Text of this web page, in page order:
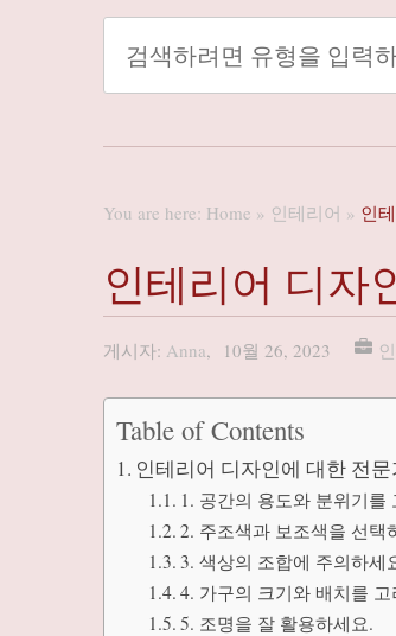
You are here: Home » 인테리어 » 인
인테리어 디자
게시자: Anna, 10월 26, 2023
Table of Contents
인테리어 디자인에 대한 전
1. 공간의 용도와 분위기를
2. 주조색과 보조색을 선택
3. 색상의 조합에 주의하세
4. 가구의 크기와 배치를
5. 조명을 잘 활용하세요.